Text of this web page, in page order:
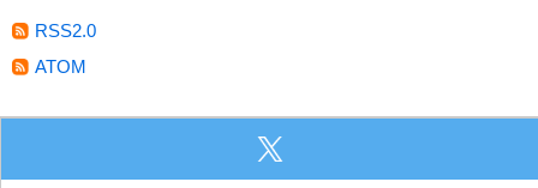
RSS2.0
ATOM